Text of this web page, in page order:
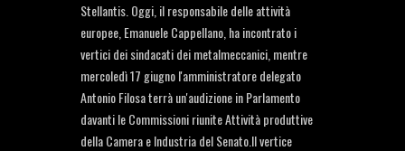
Stellantis. Oggi, il responsabile delle attività
europee, Emanuele Cappellano, ha incontrato i
vertici dei sindacati dei metalmeccanici, mentre
mercoledì 17 giugno l'amministratore delegato
Antonio Filosa terrà un'audizione in Parlamento
davanti le Commissioni riunite Attività produttive
della Camera e Industria del Senato.Il vertice